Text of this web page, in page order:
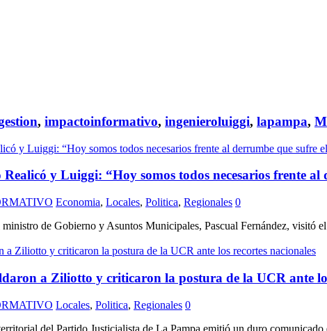
, impactoinformativo, ingenieroluiggi, lapampa,
y Luiggi: “Hoy somos todos necesarios frente al
Economia, Locales, Politica, Regionales 0
de Gobierno y Asuntos Municipales, Pascual Fernández, visitó
a Ziliotto y criticaron la postura de la UCR ante
Locales, Politica, Regionales 0
del Partido Justicialista de La Pampa emitió un duro